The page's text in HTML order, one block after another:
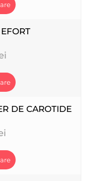
DE CAROTIDE